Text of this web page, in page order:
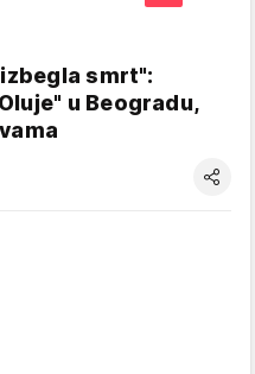
smrt":
u Beogradu,